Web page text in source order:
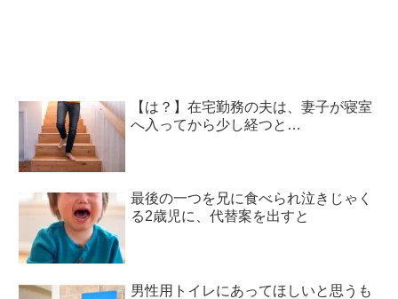
【は？】在宅勤務の夫は、妻子が寝室
へ入ってから少し経つと…
最後の一つを兄に食べられ泣きじゃく
る2歳児に、代替案を出すと
男性用トイレにあってほしいと思うも